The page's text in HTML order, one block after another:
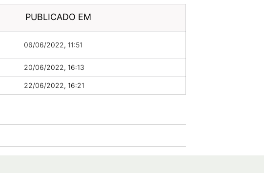
PUBLICADO EM
06/06/2022, 11:51
20/06/2022, 16:13
22/06/2022, 16:21